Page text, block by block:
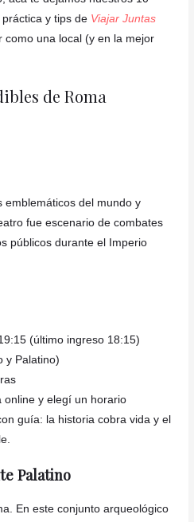
y tips de Viajar Juntas
como una local (y en la mejor
de Roma
emblemáticos del mundo y
fue escenario de combates
públicos durante el Imperio
(último ingreso 18:15)
y Palatino)
online y elegí un horario
guía: la historia cobra vida y el
Palatino
En este conjunto arqueológico